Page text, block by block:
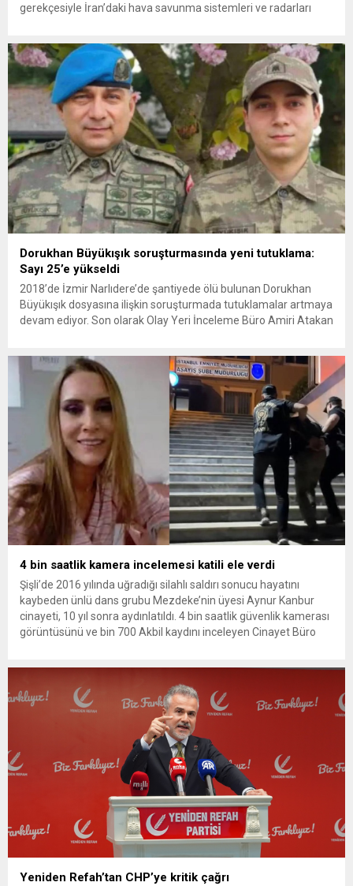
gerekçesiyle İran’daki hava savunma sistemleri ve radarları
yeni bir ABD saldırısına anında yanıt verileceğini duyurdu....
Dorukhan Büyükışık soruşturmasında yeni tutuklama:
Sayı 25’e yükseldi
2018’de İzmir Narlıdere’de şantiyede ölü bulunan Dorukhan
Büyükışık dosyasına ilişkin soruşturmada tutuklamalar artmaya
devam ediyor. Son olarak Olay Yeri İnceleme Büro Amiri Atakan
bulunan Dorukhan Büyükışık’a ilişkin yeniden açılan
soruşturmada tutuklamalar genişliyor. Son olarak dönemin...
4 bin saatlik kamera incelemesi katili ele verdi
Şişli’de 2016 yılında uğradığı silahlı saldırı sonucu hayatını
kaybeden ünlü dans grubu Mezdeke’nin üyesi Aynur Kanbur
cinayeti, 10 yıl sonra aydınlatıldı. 4 bin saatlik güvenlik kamerası
görüntüsünü ve bin 700 Akbil kaydını inceleyen Cinayet Büro
Yeniden Refah’tan CHP’ye kritik çağrı